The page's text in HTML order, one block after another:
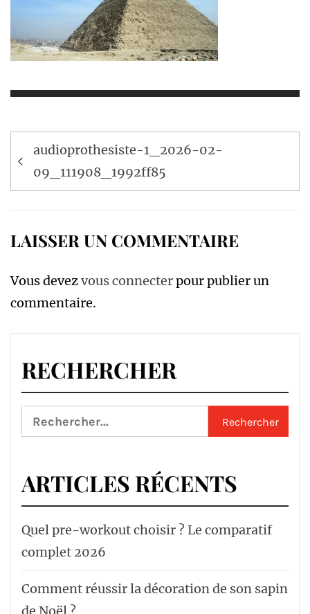
Navigation
de
l’article
audioprothesiste-1_2026-02-
09_111908_1992ff85
LAISSER UN COMMENTAIRE
Vous devezvous connecterpour publier un
commentaire.
RECHERCHER
Rechercher :
ARTICLES RÉCENTS
Quel pre-workout choisir ? Le comparatif
complet 2026
Comment réussir la décoration de son sapin